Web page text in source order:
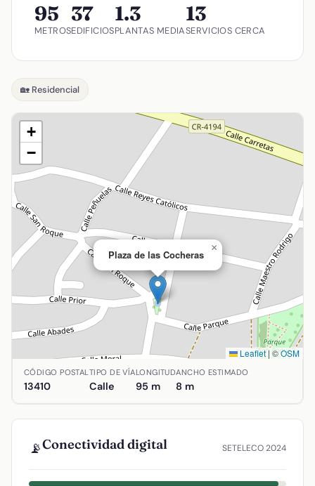
95
METROS
37
EDIFICIOS
1.3
PLANTAS MEDIA
13
SERVICIOS CERCA
🏡 Residencial
Plaza de las Cocheras
×
+
−
Leaflet| ©OSM
Ubicación de Plaza de las Cocheras en Agudo, Ciudad
CÓDIGO POSTAL
13410
TIPO DE VÍA
Calle
LONGITUD
95 m
ANCHO ESTIMADO
8 m
📡Conectividad digital SETELECO 2024